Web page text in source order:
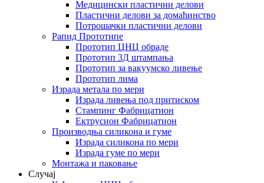
Медицински пластични делови
Пластични делови за домаћинство
Потрошачки пластични делови
Рапид Прототипе
Прототип ЦНЦ обраде
Прототип 3Д штампања
Прототип за вакуумско ливење
Прототип лима
Израда метала по мери
Израда ливења под притиском
Стампинг Фабрицатион
Ектрусион Фабрицатион
Производња силикона и гуме
Израда силикона по мери
Израда гуме по мери
Монтажа и паковање
Случај